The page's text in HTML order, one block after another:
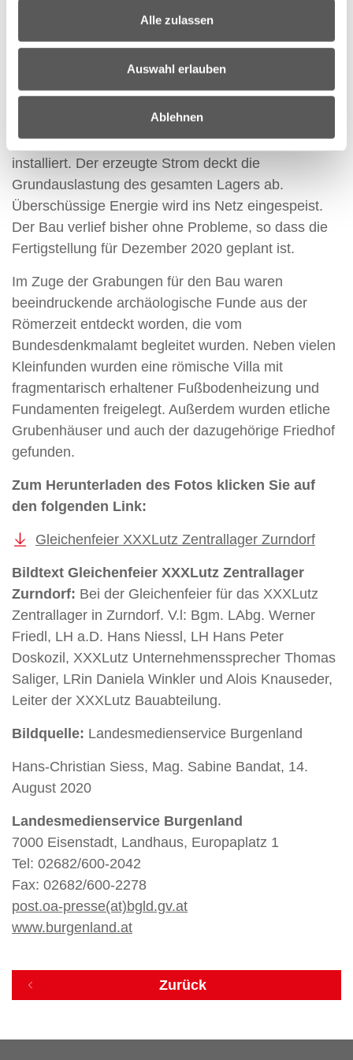
Alle zulassen
Auswahl erlauben
Ablehnen
dass eine autarke Versorgung im Land nur von
Vorteil sein kann.“
Dem Projekt liegt ein umfassendes
Nachhaltigkeitskonzept zugrunde. Auf dem Dach
des Lagers wird eine 3.000 m2 große Photovoltaik
Anlage mit einem Stromanschlusswert von 411 kWp
installiert. Der erzeugte Strom deckt die
Grundauslastung des gesamten Lagers ab.
Überschüssige Energie wird ins Netz eingespeist.
Der Bau verlief bisher ohne Probleme, so dass die
Fertigstellung für Dezember 2020 geplant ist.
Im Zuge der Grabungen für den Bau waren
beeindruckende archäologische Funde aus der
Römerzeit entdeckt worden, die vom
Bundesdenkmalamt begleitet wurden. Neben vielen
Kleinfunden wurden eine römische Villa mit
fragmentarisch erhaltener Fußbodenheizung und
Fundamenten freigelegt. Außerdem wurden etliche
Grubenhäuser und auch der dazugehörige Friedhof
gefunden.
Zum Herunterladen des Fotos klicken Sie auf
den folgenden Link:
Gleichenfeier XXXLutz Zentrallager Zurndorf
Bildtext Gleichenfeier XXXLutz Zentrallager
Zurndorf: Bei der Gleichenfeier für das XXXLutz
Zentrallager in Zurndorf. V.l: Bgm. LAbg. Werner
Friedl, LH a.D. Hans Niessl, LH Hans Peter
Doskozil, XXXLutz Unternehmenssprecher Thomas
Saliger, LRin Daniela Winkler und Alois Knauseder,
Leiter der XXXLutz Bauabteilung.
Bildquelle: Landesmedienservice Burgenland
Hans-Christian Siess, Mag. Sabine Bandat, 14.
August 2020
Landesmedienservice Burgenland
7000 Eisenstadt, Landhaus, Europaplatz 1
Tel: 02682/600-2042
Fax: 02682/600-2278
post.oa-presse(at)bgld.gv.at
www.burgenland.at
Zurück